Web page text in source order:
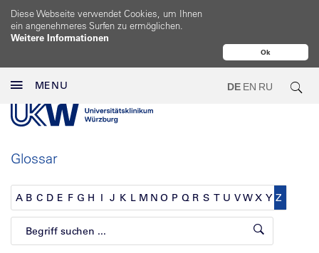
Ok
Diese Webseite verwendet Cookies, um Ihnen
ein angenehmeres Surfen zu ermöglichen.
Weitere Informationen
MENU DE EN RU
Glossar
A B C D E F G H I J K L M N O P Q R S T U VWX Y Z